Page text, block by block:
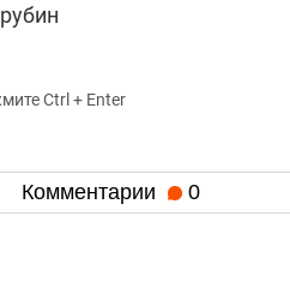
рубин
Ctrl + Enter
Комментарии 0